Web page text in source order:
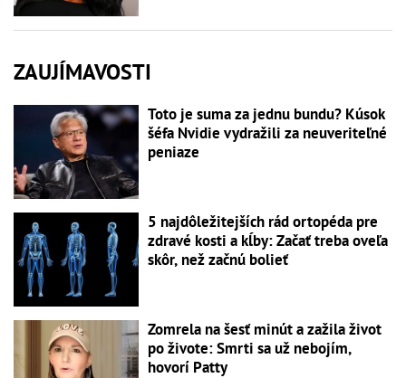
ZAUJÍMAVOSTI
Toto je suma za jednu bundu? Kúsok
šéfa Nvidie vydražili za neuveriteľné
peniaze
5 najdôležitejších rád ortopéda pre
zdravé kosti a kĺby: Začať treba oveľa
skôr, než začnú bolieť
Zomrela na šesť minút a zažila život
po živote: Smrti sa už nebojím,
hovorí Patty